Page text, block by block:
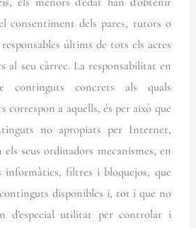
consentiment dels pares, tutors o
últims de tots els actes
al seu càrrec. La responsabilitat en
continguts concrets als quals
correspon a aquells, és per això que
no apropiats per Internet,
els seus ordinadors mecanismes, en
informàtics, filtres i bloquejos, que
disponibles i, tot i que no
d’especial utilitat per controlar i